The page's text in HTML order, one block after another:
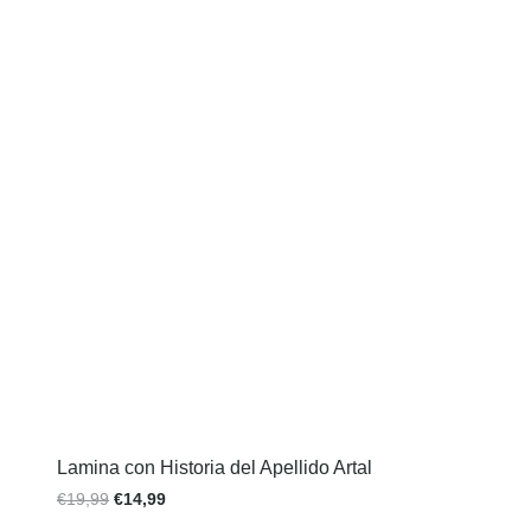
Lamina con Historia del Apellido Artal
€19,99 €14,99